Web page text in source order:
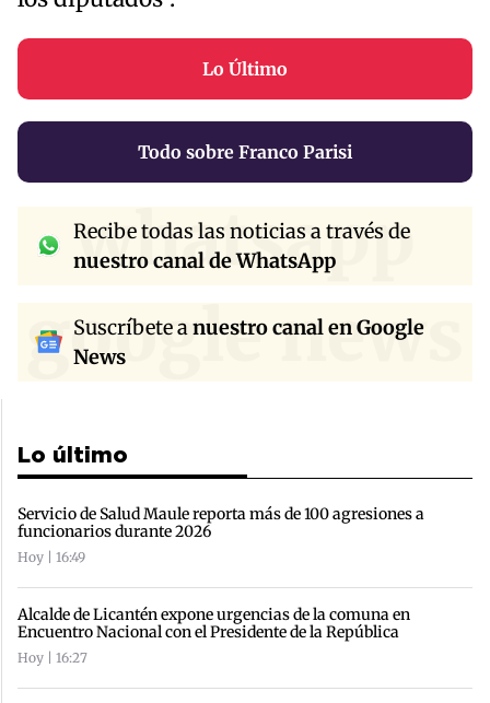
Lo Último
Todo sobre Franco Parisi
whatsapp
Recibe todas las noticias a través de
nuestro canal de WhatsApp
google news
Suscríbete anuestro canal en Google
News
Lo último
Servicio de Salud Maule reporta más de 100 agresiones a
funcionarios durante 2026
Hoy | 16:49
Alcalde de Licantén expone urgencias de la comuna en
Encuentro Nacional con el Presidente de la República
Hoy | 16:27